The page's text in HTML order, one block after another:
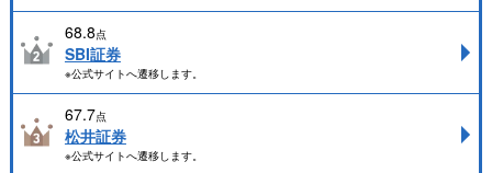
68.8点
SBI証券
※公式サイトへ遷移します。
67.7点
松井証券
※公式サイトへ遷移します。